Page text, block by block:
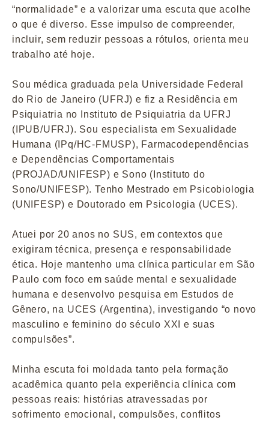
“normalidade” e a valorizar uma escuta que acolhe
o que é diverso. Esse impulso de compreender,
incluir, sem reduzir pessoas a rótulos, orienta meu
trabalho até hoje.
Sou médica graduada pela Universidade Federal
do Rio de Janeiro (UFRJ) e fiz a Residência em
Psiquiatria no Instituto de Psiquiatria da UFRJ
(IPUB/UFRJ). Sou especialista em Sexualidade
Humana (IPq/HC-FMUSP), Farmacodependências
e Dependências Comportamentais
(PROJAD/UNIFESP) e Sono (Instituto do
Sono/UNIFESP). Tenho Mestrado em Psicobiologia
(UNIFESP) e Doutorado em Psicologia (UCES).
Atuei por 20 anos no SUS, em contextos que
exigiram técnica, presença e responsabilidade
ética. Hoje mantenho uma clínica particular em São
Paulo com foco em saúde mental e sexualidade
humana e desenvolvo pesquisa em Estudos de
Gênero, na UCES (Argentina), investigando “o novo
masculino e feminino do século XXI e suas
compulsões”.
Minha escuta foi moldada tanto pela formação
acadêmica quanto pela experiência clínica com
pessoas reais: histórias atravessadas por
sofrimento emocional, compulsões, conflitos